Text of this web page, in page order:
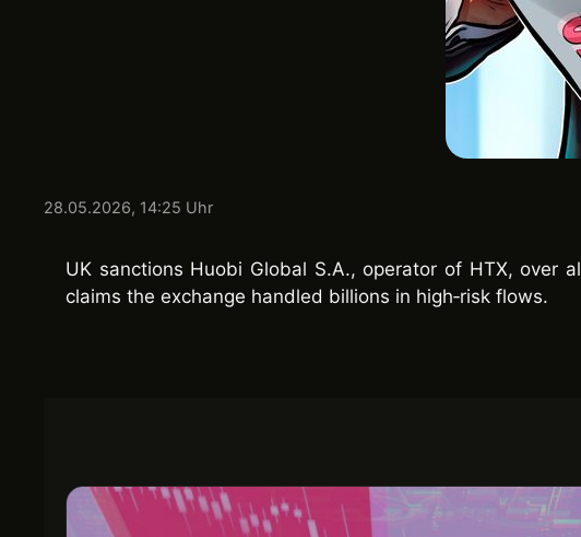
28.05.2026, 14:25 Uhr
UK sanctions Huobi Global S.A., operator of HTX, over
claims the exchange handled billions in high‑risk flows.